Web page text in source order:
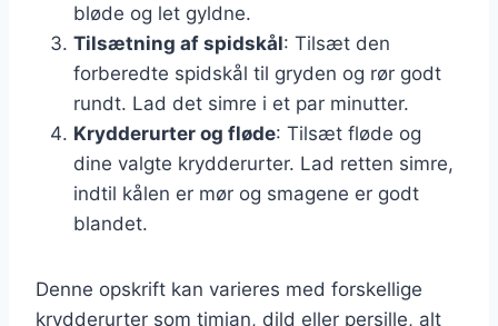
bløde og let gyldne.
Tilsætning af spidskål: Tilsæt den
forberedte spidskål til gryden og rør godt
rundt. Lad det simre i et par minutter.
Krydderurter og fløde: Tilsæt fløde og
dine valgte krydderurter. Lad retten simre,
indtil kålen er mør og smagene er godt
blandet.
Denne opskrift kan varieres med forskellige
krydderurter som timian, dild eller persille, alt